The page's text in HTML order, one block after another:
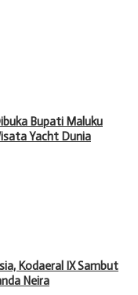
Bupati Maluku
Yacht Dunia
Kodaeral IX Sambut
Neira